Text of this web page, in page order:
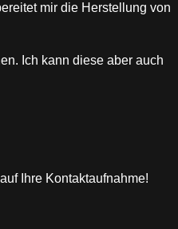
mir die Herstellung von
Ich kann diese aber auch
Ihre Kontaktaufnahme!